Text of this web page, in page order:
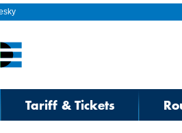
Tariff & Tickets